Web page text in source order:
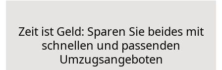
Zeit ist Geld: Sparen Sie beides mit
schnellen und passenden
Umzugsangeboten